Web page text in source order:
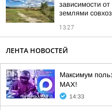
зависимости
землями
13:27
ЛЕНТА НОВОСТЕЙ
Максимум
МАХ!
14:33